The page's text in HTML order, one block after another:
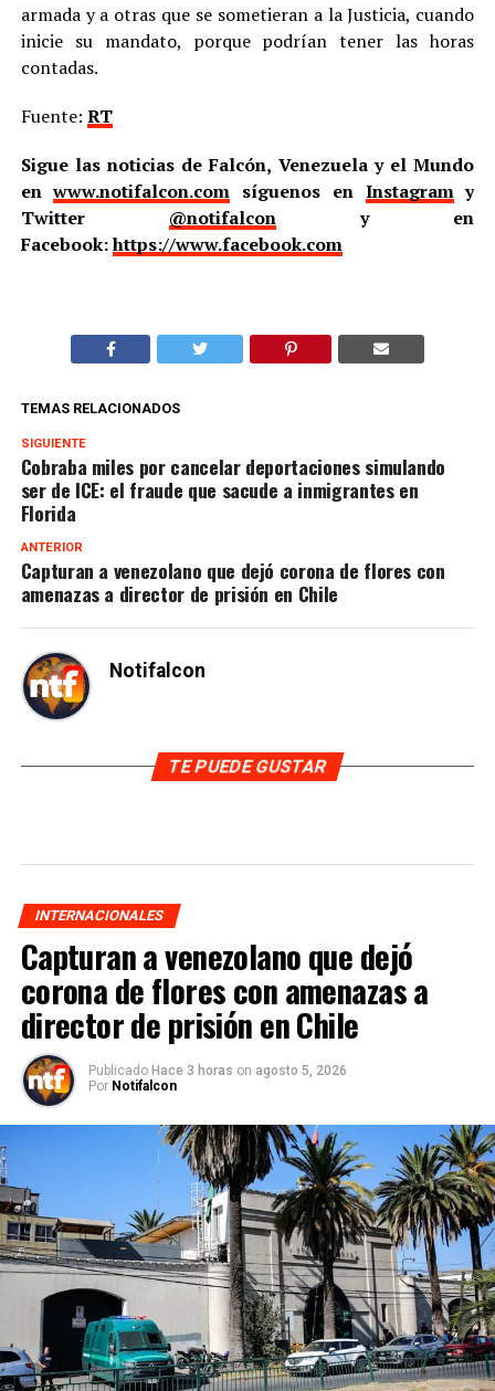
armada y a otras que se sometieran a la Justicia, cuando
inicie su mandato, porque podrían tener las horas
contadas.
Fuente: RT
Sigue las noticias de Falcón, Venezuela y el Mundo
enwww.notifalcon.com síguenos en Instagramy
Twitter @notifalcony en
Facebook:https://www.facebook.com
TEMAS RELACIONADOS
SIGUIENTE
Cobraba miles por cancelar deportaciones simulando
ser de ICE: el fraude que sacude a inmigrantes en
Florida
ANTERIOR
Capturan a venezolano que dejó corona de flores con
amenazas a director de prisión en Chile
Notifalcon
TE PUEDE GUSTAR
INTERNACIONALES
Capturan a venezolano que dejó
corona de flores con amenazas a
director de prisión en Chile
Publicado Hace 3 horas on agosto 5, 2026
Por Notifalcon